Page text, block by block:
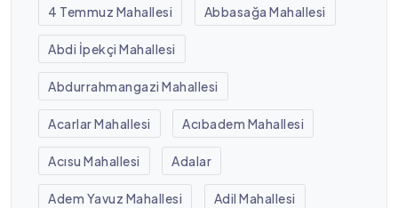
4 Temmuz Mahallesi Abbasağa Mahallesi
Abdi İpekçi Mahallesi
Abdurrahmangazi Mahallesi
Acarlar Mahallesi Acıbadem Mahallesi
Acısu Mahallesi Adalar
Adem Yavuz Mahallesi Adil Mahallesi